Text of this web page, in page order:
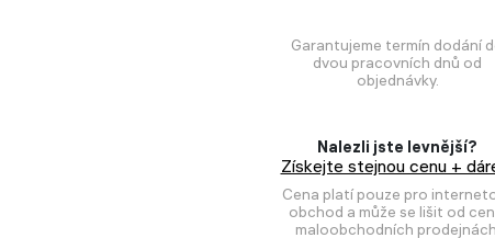
Garantujeme termín dodání
dvou pracovních dnů od
objednávky.
Nalezli jste levnější?
Získejte stejnou cenu +
Cena platí pouze pro
obchod a může se lišit od
maloobchodních